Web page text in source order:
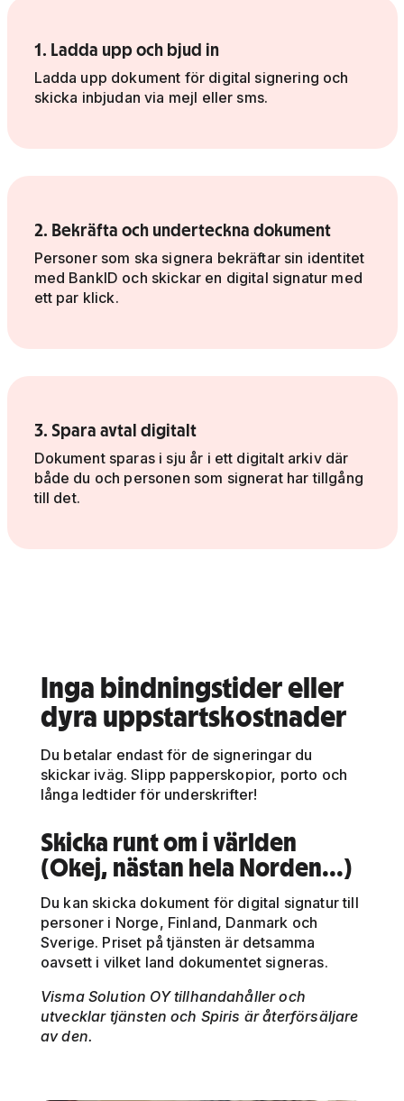
1. Ladda upp och bjud in
Ladda upp dokument för digital signering och
skicka inbjudan via mejl eller sms.
2. Bekräfta och underteckna dokument
Personer som ska signera bekräftar sin identitet
med BankID och skickar en digital signatur med
ett par klick.
3. Spara avtal digitalt
Dokument sparas i sju år i ett digitalt arkiv där
både du och personen som signerat har tillgång
till det.
Inga bindningstider eller
dyra uppstartskostnader
Du betalar endast för de signeringar du
skickar iväg. Slipp papperskopior, porto och
långa ledtider för underskrifter!
Skicka runt om i världen
(Okej, nästan hela Norden...)
Du kan skicka dokument för digital signatur till
personer i Norge, Finland, Danmark och
Sverige. Priset på tjänsten är detsamma
oavsett i vilket land dokumentet signeras.
Visma Solution OY tillhandahåller och
utvecklar tjänsten och Spiris är återförsäljare
av den.